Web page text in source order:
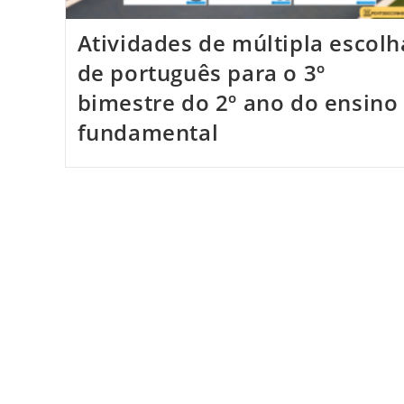
Atividades de múltipla
de português para o 3º
bimestre do 2º ano do ensino
fundamental